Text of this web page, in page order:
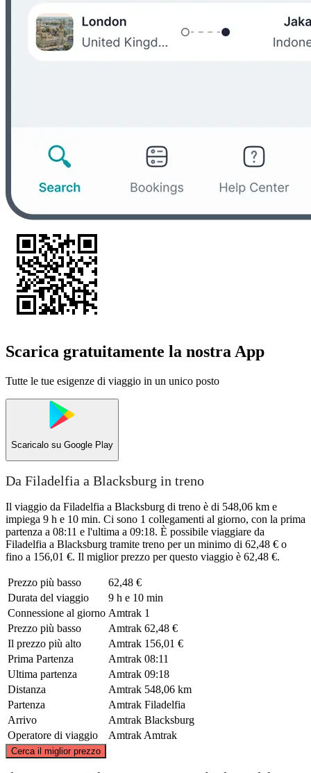
Scarica gratuitamente la nostra App
Tutte le tue esigenze di viaggio in un unico posto
Scaricalo su Google Play
Da Filadelfia a Blacksburg in treno
Il viaggio da Filadelfia a Blacksburg di treno è di 548,06 km e
impiega 9 h e 10 min. Ci sono 1 collegamenti al giorno, con la prima
partenza a 08:11 e l'ultima a 09:18. È possibile viaggiare da
Filadelfia a Blacksburg tramite treno per un minimo di 62,48 € o
fino a 156,01 €. Il miglior prezzo per questo viaggio è 62,48 €.
Prezzo più basso
62,48 €
Durata del viaggio
9 h e 10 min
Connessione al giorno Amtrak 1
Prezzo più basso
Amtrak 62,48 €
Il prezzo più alto
Amtrak 156,01 €
Prima Partenza
Amtrak 08:11
Ultima partenza
Amtrak 09:18
Distanza
Amtrak 548,06 km
Partenza
Amtrak Filadelfia
Arrivo
Amtrak Blacksburg
Operatore di viaggio
Amtrak Amtrak
Cerca il miglior prezzo
©CARTO